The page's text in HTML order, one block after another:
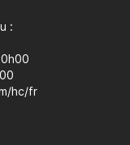
:
hc/fr